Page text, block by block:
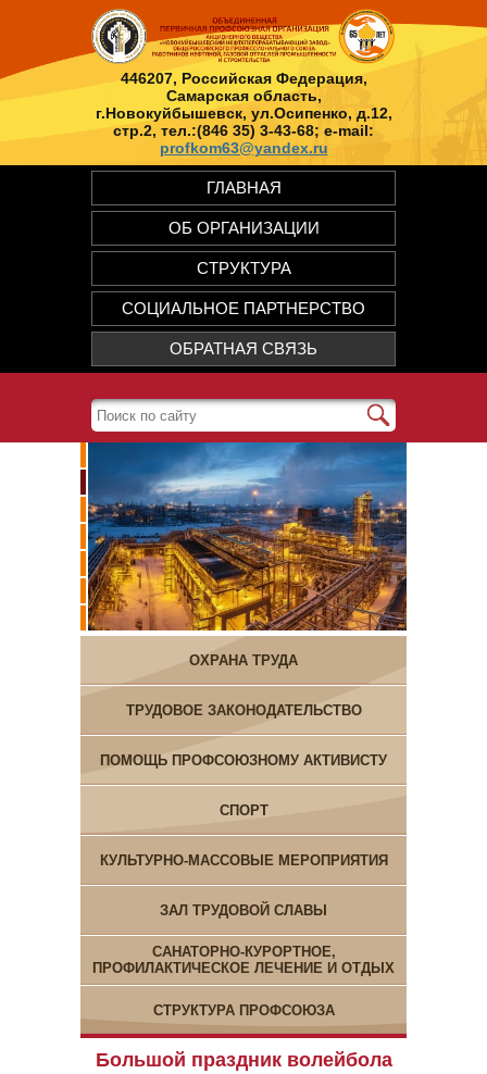
446207, Российская Федерация,
Самарская область,
г.Новокуйбышевск, ул.Осипенко, д.12,
стр.2, тел.:(846 35) 3-43-68; e-mail:
profkom63@yandex.ru
ГЛАВНАЯ
ОБ ОРГАНИЗАЦИИ
СТРУКТУРА
СОЦИАЛЬНОЕ ПАРТНЕРСТВО
ОБРАТНАЯ СВЯЗЬ
ОХРАНА ТРУДА
ТРУДОВОЕ ЗАКОНОДАТЕЛЬСТВО
ПОМОЩЬ ПРОФСОЮЗНОМУ АКТИВИСТУ
СПОРТ
КУЛЬТУРНО-МАССОВЫЕ МЕРОПРИЯТИЯ
ЗАЛ ТРУДОВОЙ СЛАВЫ
САНАТОРНО-КУРОРТНОЕ,
ПРОФИЛАКТИЧЕСКОЕ ЛЕЧЕНИЕ И ОТДЫХ
СТРУКТУРА ПРОФСОЮЗА
Большой праздник волейбола